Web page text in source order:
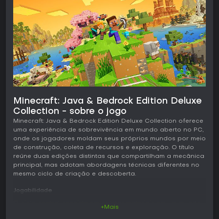
Minecraft: Java & Bedrock Edition Deluxe
Collection - sobre o jogo
Minecraft: Java & Bedrock Edition Deluxe Collection oferece
uma experiência de sobrevivência em mundo aberto no PC,
onde os jogadores moldam seus próprios mundos por meio
de construção, coleta de recursos e exploração. O título
reúne duas edições distintas que compartilham a mecânica
principal, mas adotam abordagens técnicas diferentes no
mesmo ciclo de criação e descoberta.
Jogabilidade
+Mais